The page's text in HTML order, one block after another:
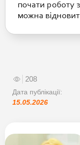
почати
можна
208
Дата публікації:
15.05.2026